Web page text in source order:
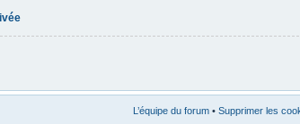
L’équipe du forum • Supprimer les